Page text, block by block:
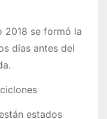
se formó la
días antes del
estados